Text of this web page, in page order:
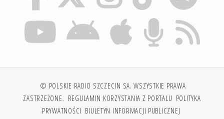
© POLSKIE RADIO SZCZECIN SA. WSZYSTKIE PRAWA
ZASTRZEŻONE. REGULAMIN KORZYSTANIA Z PORTALU POLITYKA
PRYWATNOŚCI BIULETYN INFORMACJI PUBLICZNEJ